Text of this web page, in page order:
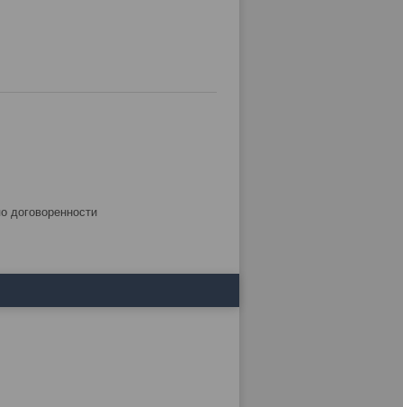
договоренности